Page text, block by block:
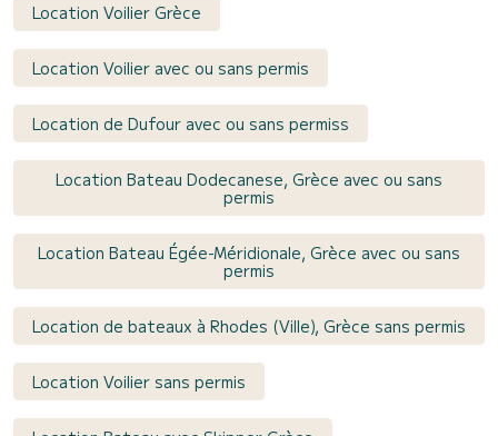
Location Voilier Grèce
Location Voilier avec ou sans permis
Location de Dufour avec ou sans permiss
Location Bateau Dodecanese, Grèce avec ou sans
permis
Location Bateau Égée-Méridionale, Grèce avec ou sans
permis
Location de bateaux à Rhodes (Ville), Grèce sans permis
Location Voilier sans permis